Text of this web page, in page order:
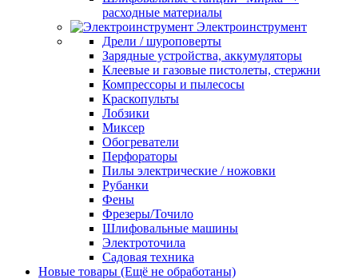
расходные материалы
Электроинструмент
Дрели / шуроповерты
Зарядные устройства, аккумуляторы
Клеевые и газовые пистолеты, стержни
Компрессоры и пылесосы
Краскопульты
Лобзики
Миксер
Обогреватели
Перфораторы
Пилы электрические / ножовки
Рубанки
Фены
Фрезеры/Точило
Шлифовальные машины
Электроточила
Садовая техника
Новые товары (Ещё не обработаны)